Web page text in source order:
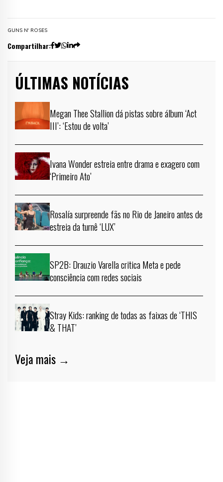
GUNS N' ROSES
Compartilhar:
ÚLTIMAS NOTÍCIAS
Megan Thee Stallion dá pistas sobre álbum ‘Act
III’: ‘Estou de volta’
Ivana Wonder estreia entre drama e exagero com
‘Primeiro Ato’
Rosalía surpreende fãs no Rio de Janeiro antes de
estreia da turnê ‘LUX’
SP2B: Drauzio Varella critica Meta e pede
consciência com redes sociais
Stray Kids: ranking de todas as faixas de ‘THIS
& THAT’
Veja mais →